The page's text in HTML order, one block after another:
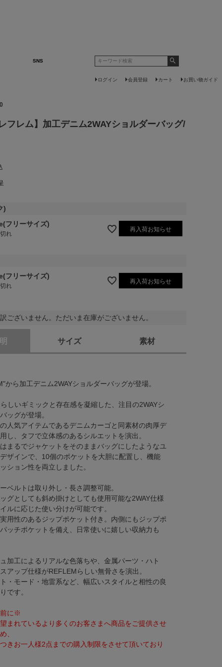
SNS
ログイン 会員登録 カート お買い物ガイド
フレム】加工デニム2WAYショルダーバッグ/
)
フリーサイズ)
れ
再入荷お知らせ
フリーサイズ)
れ
再入荷お知らせ
ございません。ただいま在庫がございません。
サイズ 素材
から加工デニム2WAYショルダーバッグが登場。
しいギミックと存在感を凝縮した、注目の2WAYシ
ッグが登場。
人気アイテムであるデニムカーゴと同素材の肉厚デ
し、タフで立体感のあるシルエットを演出。
まるでジャケットをそのままバッグにしたようなユ
ザインで、10個のポケットを大胆に配置し、機能
ション性を両立しました。
ベルトは取り外し・長さ調整可能。
グとしても斜め掛けとしても使用可能な2WAY仕様
ルに応じた使い分けが可能です。
用性のあるジップポケット付き。内側にもジップポ
ッチポケットを備え、日常使いに嬉しい収納力も
加工によるリアルな色落ちや、金属パーツ・ハト
アップ仕様がREFLEMらしい無骨さを演出。
・モード・地雷系など、幅広いスタイルと相性の良
です。
に※
まれているより多くのお客さまへ商品をご提供させ
、
きお一人様2点までの購入制限をさせて頂いており